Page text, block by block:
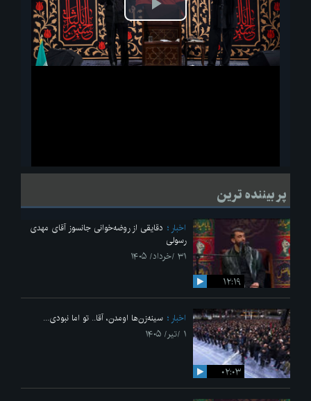
پخش
ویدیو
لحظاتی از قرائت زیارت اربعین امام حسین(ع) در مراسم عزاداری هیئات
پر بیننده ترین
۱۲:۱۹
اخبار
دقایقی از روضه‌خوانی جانسوز آقای مهدی
رسولی
۳۱ /خرداد/ ۱۴۰۵
۰۲:۰۳
اخبار
سینه‌زن‌ها اومدن،‌ آقا.. تو اما نبودی...
۱ /تیر/ ۱۴۰۵